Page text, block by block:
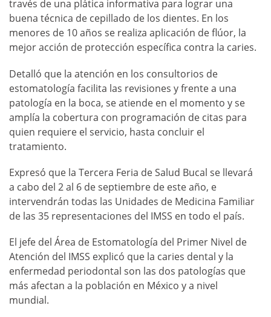
través de una plática informativa para lograr una
buena técnica de cepillado de los dientes. En los
menores de 10 años se realiza aplicación de flúor, la
mejor acción de protección específica contra la caries.
Detalló que la atención en los consultorios de
estomatología facilita las revisiones y frente a una
patología en la boca, se atiende en el momento y se
amplía la cobertura con programación de citas para
quien requiere el servicio, hasta concluir el
tratamiento.
Expresó que la Tercera Feria de Salud Bucal se llevará
a cabo del 2 al 6 de septiembre de este año, e
intervendrán todas las Unidades de Medicina Familiar
de las 35 representaciones del IMSS en todo el país.
El jefe del Área de Estomatología del Primer Nivel de
Atención del IMSS explicó que la caries dental y la
enfermedad periodontal son las dos patologías que
más afectan a la población en México y a nivel
mundial.